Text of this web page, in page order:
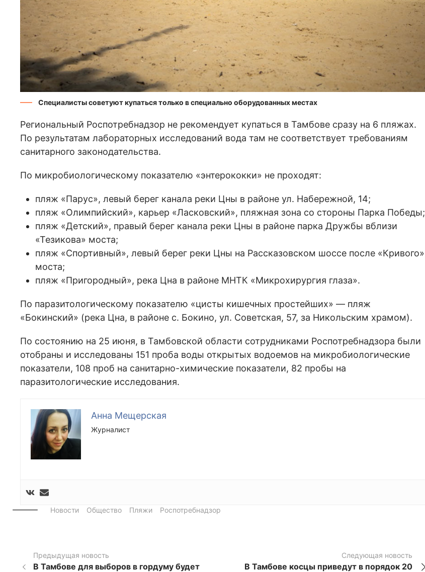
Специалисты советуют купаться только в специально оборудованных местах
Региональный Роспотребнадзор не рекомендует купаться в Тамбове сразу на 6 пляжах.
По результатам лабораторных исследований вода там не соответствует требованиям
санитарного законодательства.
По микробиологическому показателю «энтерококки» не проходят:
пляж «Парус», левый берег канала реки Цны в районе ул. Набережной, 14;
пляж «Олимпийский», карьер «Ласковский», пляжная зона со стороны Парка Победы;
пляж «Детский», правый берег канала реки Цны в районе парка Дружбы вблизи
«Тезикова» моста;
пляж «Спортивный», левый берег реки Цны на Рассказовском шоссе после «Кривого»
моста;
пляж «Пригородный», река Цна в районе МНТК «Микрохирургия глаза».
По паразитологическому показателю «цисты кишечных простейших» — пляж
«Бокинский» (река Цна, в районе с. Бокино, ул. Советская, 57, за Никольским храмом).
По состоянию на 25 июня, в Тамбовской области сотрудниками Роспотребнадзора были
отобраны и исследованы 151 проба воды открытых водоемов на микробиологические
показатели, 108 проб на санитарно-химические показатели, 82 пробы на
паразитологические исследования.
Анна Мещерская
Журналист
Новости Общество Пляжи Роспотребнадзор
Предыдущая новость
В Тамбове для выборов в гордуму будет
Следующая новость
В Тамбове косцы приведут в порядок 20